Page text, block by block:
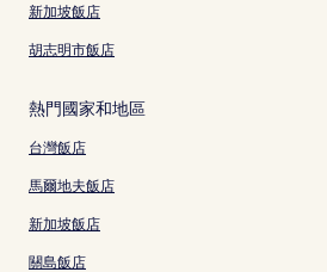
新加坡飯店
胡志明市飯店
熱門國家和地區
台灣飯店
馬爾地夫飯店
新加坡飯店
關島飯店